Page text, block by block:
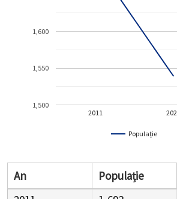
Populație
2011
1,500
1,550
1,600
An Populație